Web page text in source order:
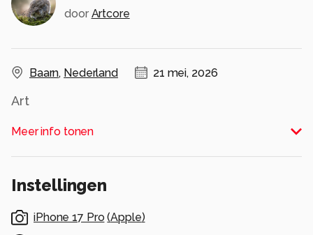
door Artcore
Baarn, Nederland 21 mei, 2026
Art
Alle rechten voorbehouden
Meer info tonen
Instellingen
iPhone 17 Pro (Apple)